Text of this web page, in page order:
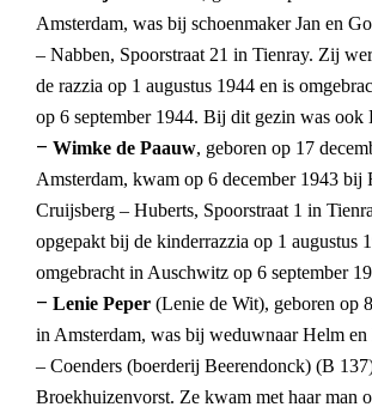
Amsterdam, was bij schoenmaker Jan en
– Nabben, Spoorstraat 21 in Tienray. Zij
de razzia op 1 augustus 1944 en is
op 6 september 1944. Bij dit gezin was ook
– Wimke de Paauw, geboren op 17
Amsterdam, kwam op 6 december 1943 bij
Cruijsberg – Huberts, Spoorstraat 1 in
opgepakt bij de kinderrazzia op 1 augustus
omgebracht in Auschwitz op 6 september
– Lenie Peper (Lenie de Wit), geboren op
in Amsterdam, was bij weduwnaar Helm
– Coenders (boerderij Beerendonck) (B
Broekhuizenvorst. Ze kwam met haar man